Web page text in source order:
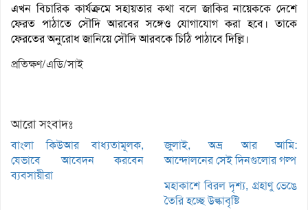
এখন বিচারিক কার্যক্রমে সহায়তার কথা বলে জাকির নায়েককে দেশে
ফেরত পাঠাতে সৌদি আরবের সঙ্গেও যোগাযোগ করা হবে। তাকে
ফেরতের অনুরোধ জানিয়ে সৌদি আরবকে চিঠি পাঠাবে দিল্লি।
প্রতিক্ষণ/এডি/সাই
আরো সংবাদঃ
বাংলা কিউআর বাধ্যতামূলক,
যেভাবে আবেদন করবেন
ব্যবসায়ীরা
জুলাই, অভ্র আর আমি:
আন্দোলনের সেই দিনগুলোর গল্প
মহাকাশে বিরল দৃশ্য, গ্রহাণু ভেঙে
তৈরি হচ্ছে উল্কাবৃষ্টি